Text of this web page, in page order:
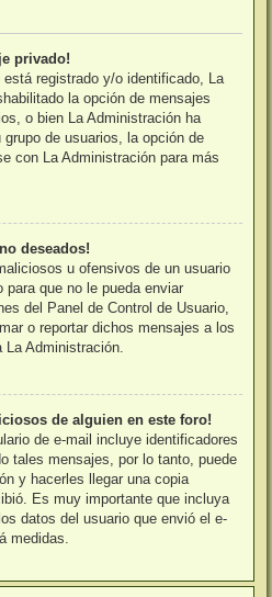
privado!
registrado y/o identificado, La
la opción de mensajes
o bien La Administración ha
de usuarios, la opción de
con La Administración para más
deseados!
u ofensivos de un usuario
para que no le pueda enviar
del Panel de Control de Usuario,
o reportar dichos mensajes a los
La Administración.
de alguien en este foro!
de e-mail incluye identificadores
tales mensajes, por lo tanto, puede
y hacerles llegar una copia
Es muy importante que incluya
datos del usuario que envió el e-
medidas.